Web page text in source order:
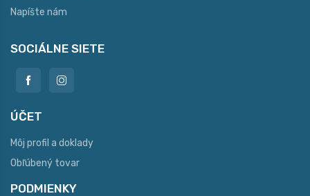
Napíšte nám
SOCIÁLNE SIETE
ÚČET
Môj profil a doklady
Obľúbený tovar
PODMIENKY